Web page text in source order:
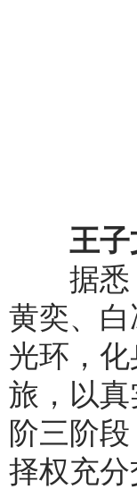
王
据悉，
黄奕、
光环，
旅，以
阶三阶
择权充分